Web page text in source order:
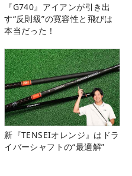
『G740』アイアンが引き出
す“反則級”の寛容性と飛びは
本当だった！
新『TENSEIオレンジ』はドラ
イバーシャフトの“最適解”